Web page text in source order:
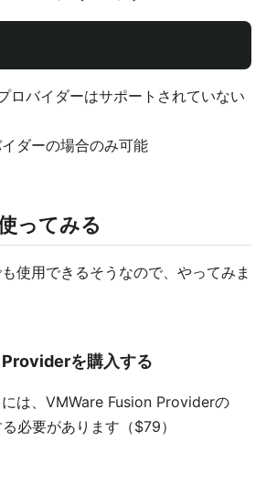
ロバイダーはサポートされていない
ダーの場合のみ可能
ってみる
使用できるそうなので、やってみま
を購入する
は、VMWare Fusion Providerの
必要があります（$79）